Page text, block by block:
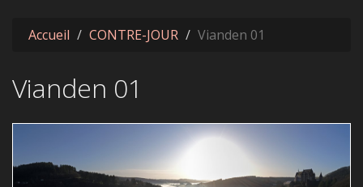
Accueil CONTRE-JOUR Vianden 01
Vianden 01